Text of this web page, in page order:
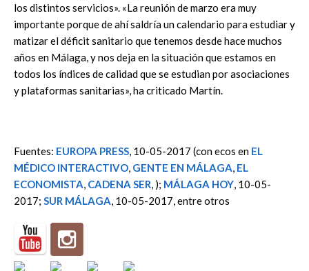
los distintos servicios». «La reunión de marzo era muy
importante porque de ahí saldría un calendario para estudiar y
matizar el déficit sanitario que tenemos desde hace muchos
años en Málaga, y nos deja en la situación que estamos en
todos los índices de calidad que se estudian por asociaciones
y plataformas sanitarias», ha criticado Martín.
Fuentes: EUROPA PRESS, 10-05-2017 (con ecos en EL
MÉDICO INTERACTIVO, GENTE EN MÁLAGA, EL
ECONOMISTA, CADENA SER, ); MÁLAGA HOY, 10-05-
2017; SUR MÁLAGA, 10-05-2017, entre otros